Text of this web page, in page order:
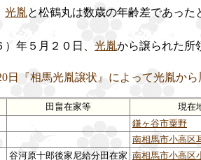
光胤と松鶴丸は数歳の年齢差であった
年５月２０日、 光胤から譲られた所
日『相馬光胤譲状』によって光胤か
田畠在家等
現在
鎌ヶ谷市粟野
南相馬市小高区
谷河原十郎後家尼給分田在家 南相馬市小高区